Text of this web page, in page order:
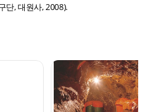
단, 대원사, 2008).